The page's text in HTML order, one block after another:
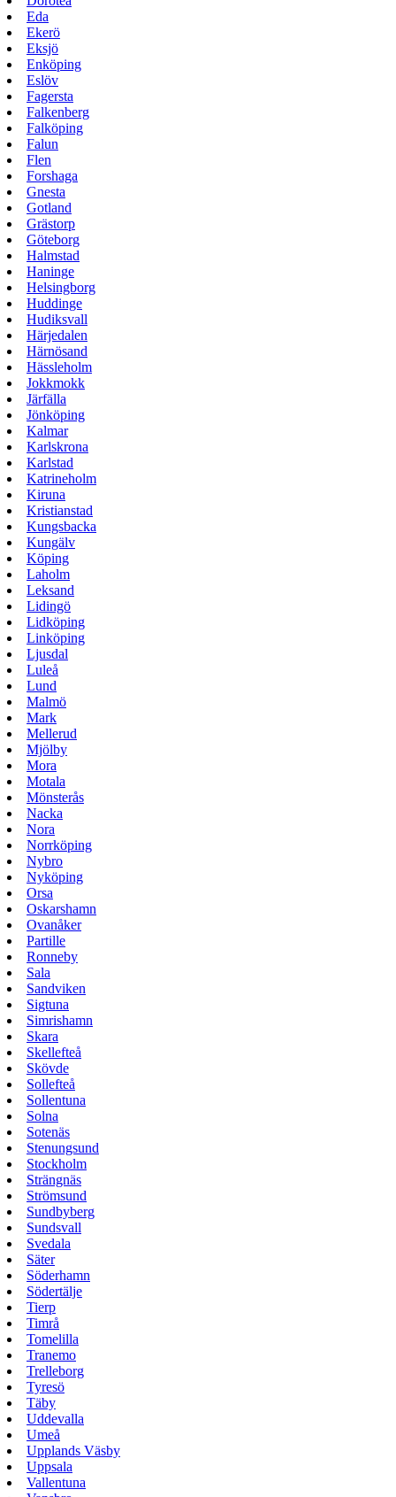
Eda
Ekerö
Eksjö
Enköping
Eslöv
Fagersta
Falkenberg
Falköping
Falun
Flen
Forshaga
Gnesta
Gotland
Grästorp
Göteborg
Halmstad
Haninge
Helsingborg
Huddinge
Hudiksvall
Härjedalen
Härnösand
Hässleholm
Jokkmokk
Järfälla
Jönköping
Kalmar
Karlskrona
Karlstad
Katrineholm
Kiruna
Kristianstad
Kungsbacka
Kungälv
Köping
Laholm
Leksand
Lidingö
Lidköping
Linköping
Ljusdal
Luleå
Lund
Malmö
Mark
Mellerud
Mjölby
Mora
Motala
Mönsterås
Nacka
Nora
Norrköping
Nybro
Nyköping
Orsa
Oskarshamn
Ovanåker
Partille
Ronneby
Sala
Sandviken
Sigtuna
Simrishamn
Skara
Skellefteå
Skövde
Sollefteå
Sollentuna
Solna
Sotenäs
Stenungsund
Stockholm
Strängnäs
Strömsund
Sundbyberg
Sundsvall
Svedala
Säter
Söderhamn
Södertälje
Tierp
Timrå
Tomelilla
Tranemo
Trelleborg
Tyresö
Täby
Uddevalla
Umeå
Upplands Väsby
Uppsala
Vallentuna